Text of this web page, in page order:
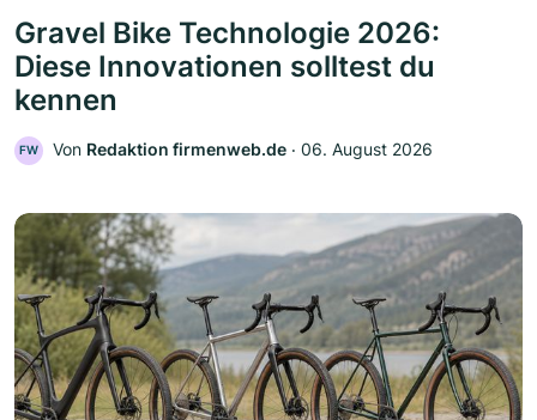
Gravel Bike Technologie 2026:
Diese Innovationen solltest du
kennen
FW Von Redaktion firmenweb.de ‧ 06. August 2026